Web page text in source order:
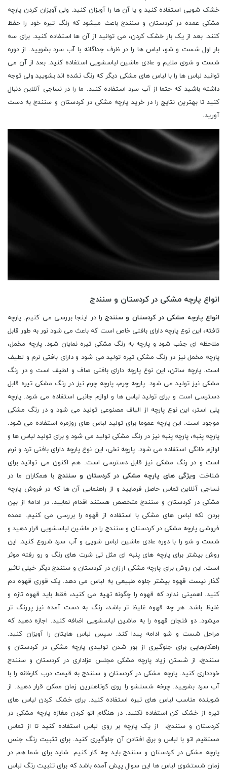
خشک شویی استفاده کنید و یا آن ها را آویزان کنید. ولی آویزان کردن پارچه
مشکی عمده در کردستان و سنندج باعث میشود که رنگ تیره خود را حفظ
کنند. بعد از یک بار خشک کردن، می توانید از آن ها استفاده کنید. برای سه
بار اول شست و شو، لباس ها را در ظرف جداگانه با آب سرد بشویید. از دوره
شست و شوی ملایم و عادی ماشین لباسشویی استفاده کنید. بعد از آن می
توانید لباس ها را با لباس های مشکی دیگر که رنگ نشده اند بشویید ولی توجه
داشته باشید که حتما از آب سرد استفاده کنید. ما را در نساجی آنلاین دنبال
کنید تا بهترین نتایج را در خرید پارچه مشکی در کردستان و سنندج به دست
آورید.
انواع پارچه مشکی در کردستان و سنندج
انواع پارچه مشکی در کردستان و سنندج را در اینجا بررسی می کنیم. پارچه
تافته، این نوع پارچه دارای بافتی خاص است که باعث می شود نور به طور قابل
ملاحظه ای جذب شود و پارچه به رنگ مشکی تیره نمایان شود. پارچه مخمل،
پارچه مخمل نیز در رنگ مشکی تیره تولید می شود و دارای بافتی نرم و لطیف
است. پارچه ساتن، این نوع پارچه دارای بافتی صاف و لطیف است و در رنگ
مشکی نیز تولید می شود. پارچه چرم، پارچه چرم نیز در رنگ مشکی تیره قابل
دسترسی است و برای تولید لباس ها و لوازم جانبی استفاده می شود. پارچه
پلی استر، این نوع پارچه از الیاف مصنوعی تولید می شود و در رنگ مشکی
موجود است. این پارچه عموما برای تولید لباس های روزمره استفاده می شود.
پارچه پنبه، پارچه پنبه نیز در رنگ مشکی تولید می شود و برای تولید لباس ها و
لوازم خانگی استفاده می شود. پارچه نخی، این نوع پارچه دارای بافتی ترد و نرم
است و در رنگ مشکی نیز قابل دسترسی است. هم اکنون می توانید برای
شناخت ویژگی های پارچه مشکی در کردستان و سنندجبا همکاران ما در
نساجی آنلاین تماس حاصل فرمایید و از راهنمایی آن ها که در فروش پارچه
مشکی در کردستان و سنندج متخصص هستند اقدام نمایید. در ادامه از بین
بردن لکه لباس های مشکی با استفاده از قهوه را بررسی می کنیم. عمده
فروشی پارچه مشکی در کردستان و سنندج را در ماشین لباسشویی قرار دهید و
شست و شو را با دوره عادی ماشین لباس شویی و آب سرد شروع کنید. این
روش بیشتر برای پارچه های پنبه ای مثل تی شرت های رنگ و رو رفته موثر
است. این روش برای پارچه مشکی ارزان در کردستان و سنندج دیگر خیلی تاثیر
گذار نیست قهوه بیشتر جلوه طبیعی به لباس می دهد. یک قوری قهوه دم
کنید. اهمیتی ندارد که قهوه را چگونه تهیه می کنید، فقط باید قهوه تازه و
غلیظ باشد. هر چه قهوه غلیظ تر باشد، رنگ به دست آمده نیز پررنگ تر
میشود. دو فنجان قهوه را به ماشین لباسشویی اضافه کنید. اجازه دهید که
مراحل شست و شو ادامه پیدا کند. سپس لباس هایتان را آویزان کنید.
راهکارهایی برای جلوگیری از بور شدن تولیدی پارچه مشکی در کردستان و
سنندج، از شستن زیاد پارچه مشکی مجلس عزاداری در کردستان و سنندج
خودداری کنید. پارچه مشکی در کردستان و سنندج به قیمت درب کارخانه را با
آب سرد بشویید. چرخه شستشو را روی کوتاهترین زمان ممکن قرار دهید. از
شوینده مناسب لباس های تیره استفاده کنید. برای خشک کردن لباس های
تیره از خشک کن استفاده نکنید. در هنگام اتو کردن مغازه پارچه مشکی در
کردستان و سنندج، از یک پارچه بر روی لباس استفاده کنید تا از تماس
مستقیم اتو با لباس و برق افتادن آن جلوگیری کنید. برای تثبیت رنگ جنس
پارچه مشکی در کردستان و سنندج باید چه کار کنیم. شاید برای شما هم در
زمان شستشوی لباس ها این سوال پیش آمده باشد که برای تثبیت رنگ لباس